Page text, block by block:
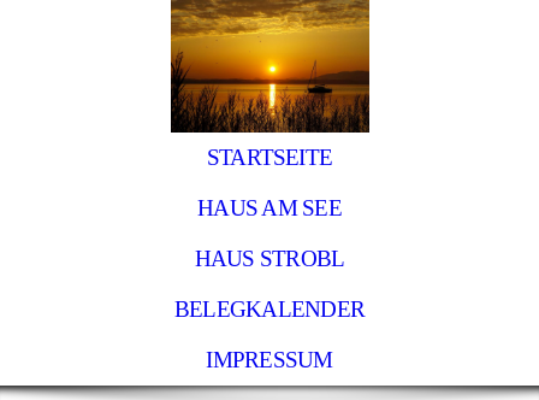
STARTSEITE
HAUS AM SEE
HAUS STROBL
BELEGKALENDER
IMPRESSUM